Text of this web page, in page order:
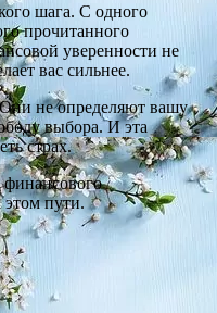
шага. С одного
прочитанного
уверенности не
вас сильнее.
не определяют вашу
выбора. И эта
страх.
пути.